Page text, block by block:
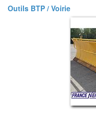
Outils BTP / Voirie